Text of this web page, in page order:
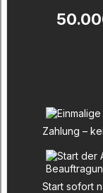
Zahlung –
Start sofort